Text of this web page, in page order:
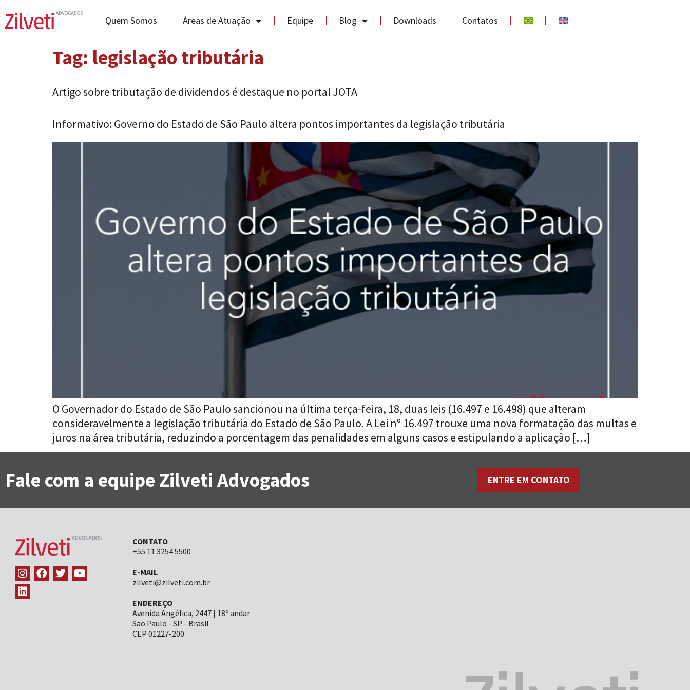
Quem Somos Áreas de Atuação Equipe Blog Downloads Contatos
Tag: legislação tributária
Artigo sobre tributação de dividendos é destaque no portal JOTA
Informativo: Governo do Estado de São Paulo altera pontos importantes da legislação tributária
O Governador do Estado de São Paulo sancionou na última terça-feira, 18, duas leis (16.497 e 16.498) que alteram
consideravelmente a legislação tributária do Estado de São Paulo. A Lei nº 16.497 trouxe uma nova formatação das multas e
juros na área tributária, reduzindo a porcentagem das penalidades em alguns casos e estipulando a aplicação […]
Fale com a equipe Zilveti Advogados ENTRE EM CONTATO
CONTATO
+55 11 3254 5500
E-MAIL
zilveti@zilveti.com.br
ENDEREÇO
Avenida Angélica, 2447 | 18º andar
São Paulo - SP - Brasil
CEP 01227-200